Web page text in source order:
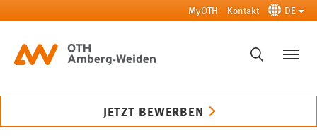
MyOTH Kontakt DE
SUCHE
JETZT BEWERBEN